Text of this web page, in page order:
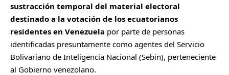
sustracción temporal del material electoral
destinado a la votación de los ecuatorianos
residentes en Venezuela por parte de personas
identificadas presuntamente como agentes del Servicio
Bolivariano de Inteligencia Nacional (Sebin), perteneciente
al Gobierno venezolano.